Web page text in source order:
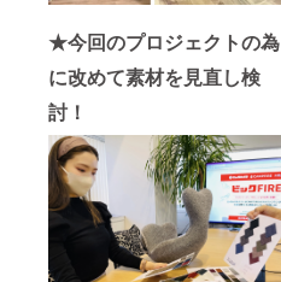
★今回のプロジェクトの為
に改めて素材を見直し検
討！